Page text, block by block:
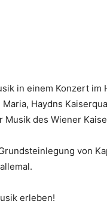
in einem Konzert
Haydns
des Wiener
von
erleben!